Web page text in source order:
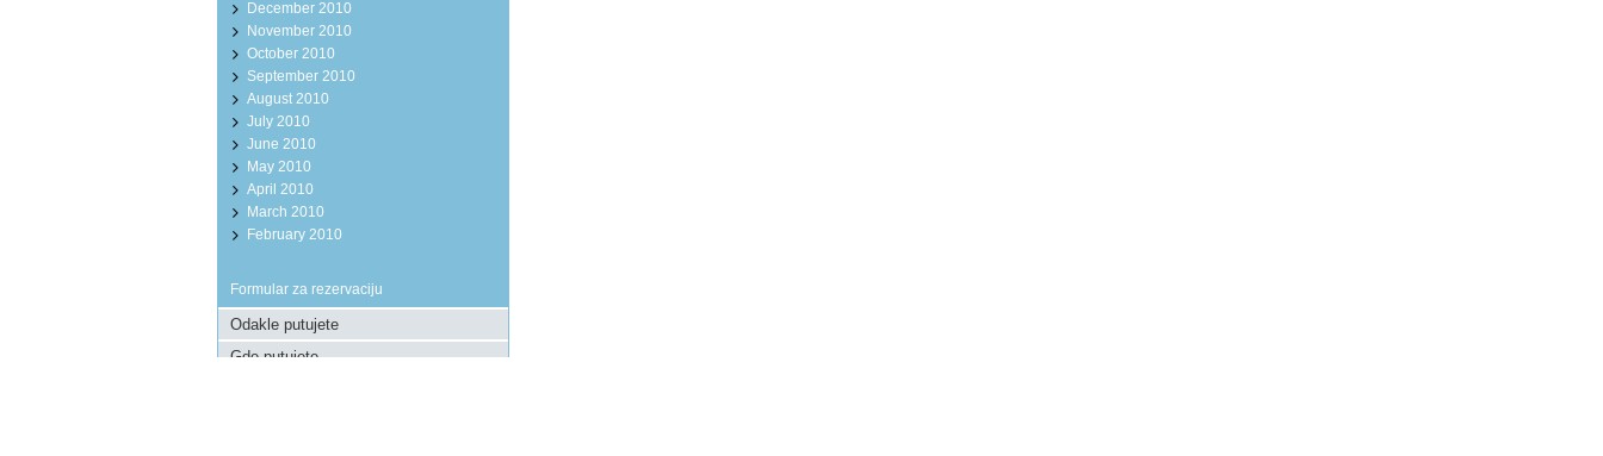
December 2010
November 2010
October 2010
September 2010
August 2010
July 2010
June 2010
May 2010
April 2010
March 2010
February 2010
Formular za rezervaciju